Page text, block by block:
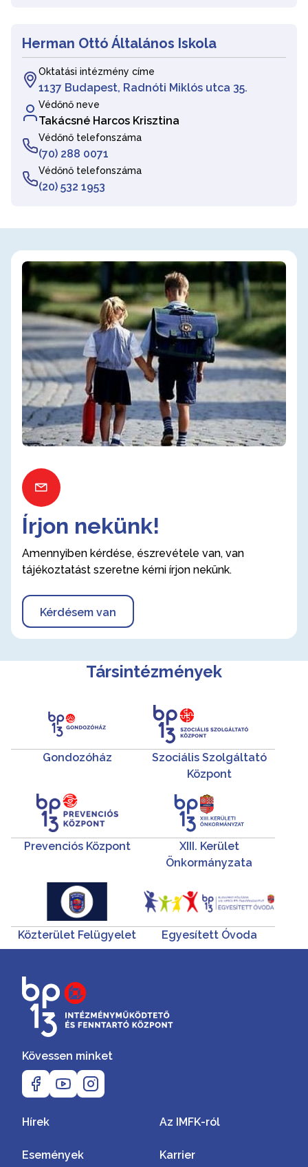
Herman Ottó Általános Iskola
Oktatási intézmény címe
1137 Budapest, Radnóti Miklós utca 35.
Védőnő neve
Takácsné Harcos Krisztina
Védőnő telefonszáma
(70) 288 0071
Védőnő telefonszáma
(20) 532 1953
Írjon nekünk!
Amennyiben kérdése, észrevétele van, van
tájékoztatást szeretne kérni írjon nekünk.
Kérdésem van
Társintézmények
Gondozóház
Szociális Szolgáltató
Központ
Prevenciós Központ
XIII. Kerület
Önkormányzata
Közterület Felügyelet Egyesített Óvoda
Kövessen minket
Hírek
Események
Az IMFK-ról
Karrier